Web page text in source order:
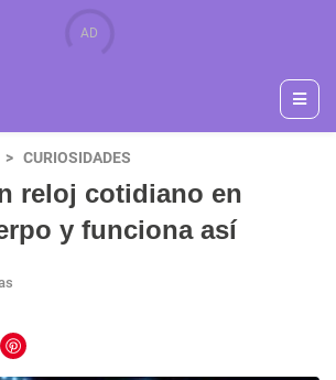
CURIOSIDADES
reloj cotidiano en
y funciona así